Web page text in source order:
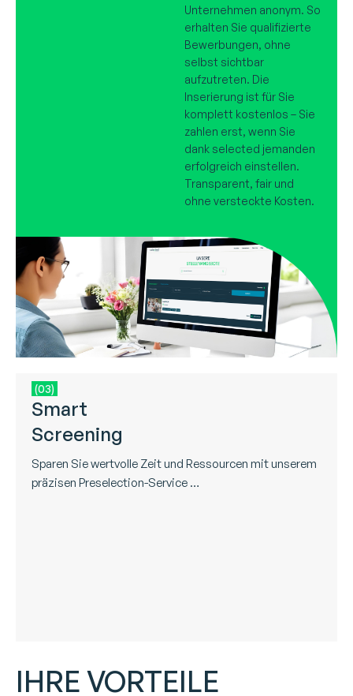
Unternehmen anonym. So
erhalten Sie qualifizierte
Bewerbungen, ohne
selbst sichtbar
aufzutreten. Die
Inserierung ist für Sie
komplett kostenlos – Sie
zahlen erst, wenn Sie
dank selected jemanden
erfolgreich einstellen.
Transparent, fair und
ohne versteckte Kosten.
(03)
Smart
Screening
Sparen Sie wertvolle Zeit und Ressourcen mit unserem
präzisen Preselection-Service …
IHRE VORTEILE